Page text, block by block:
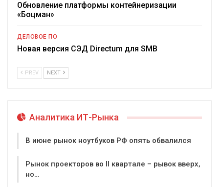
Обновление платформы контейнеризации
«Боцман»
ДЕЛОВОЕ ПО
Новая версия СЭД Directum для SMB
PREV NEXT
Аналитика ИТ-Рынка
В июне рынок ноутбуков РФ опять обвалился
Рынок проекторов во II квартале – рывок вверх,
но…